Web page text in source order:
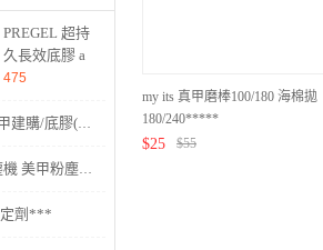
PREGEL 超持
久長效底膠 a
(15g)*****
475
PREGEL補甲建購/底膠(一層殘) STYLING BASE 15g*****
集塵機 粉塵機 美甲粉塵機 桌上型粉塵機 PREGEL 第三代專業*18WR****活動價
定劑***
my its 真甲磨棒100/180 海棉拋
180/240*****
$25 $55